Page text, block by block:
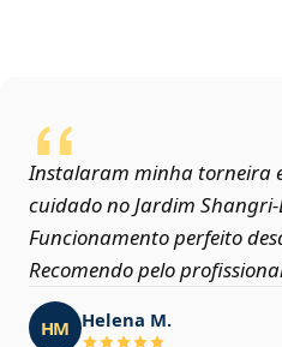
Instalaram minha torneira
cuidado no Jardim Shangri-
Funcionamento perfeito
Recomendo pelo
HM Helena M.